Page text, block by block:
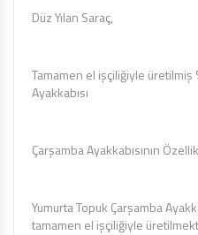
Düz Yılan Saraç,
Tamamen el işçiliğiyle üretilmiş
Ayakkabısı
Çarşamba Ayakkabısının
Yumurta Topuk Çarşamba
tamamen el işçiliğiyle